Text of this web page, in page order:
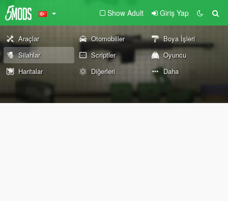
Show Adult Giriş Yap
Araçlar Otomobiller
Boya İşleri
Silahlar
Scriptler
Oyuncu
Haritalar
Diğerleri Daha